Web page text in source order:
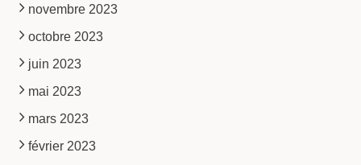
novembre 2023
octobre 2023
juin 2023
mai 2023
mars 2023
février 2023